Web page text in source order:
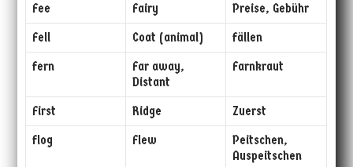
Fee
Fairy
Preise, Gebühr
Fell
Coat (animal)
fällen
fern
Far away,
Distant
Farnkraut
First Ridge
Zuerst
flog
Flew
Peitschen,
Auspeitschen